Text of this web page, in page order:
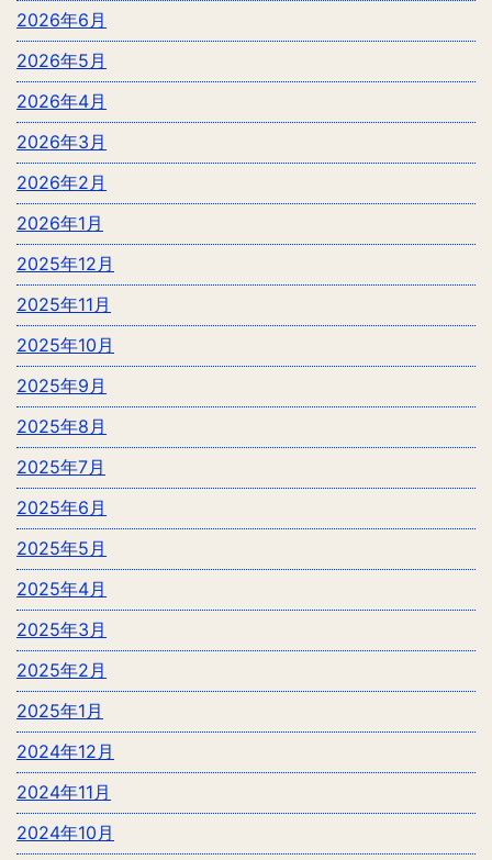
2026年6月
2026年5月
2026年4月
2026年3月
2026年2月
2026年1月
2025年12月
2025年11月
2025年10月
2025年9月
2025年8月
2025年7月
2025年6月
2025年5月
2025年4月
2025年3月
2025年2月
2025年1月
2024年12月
2024年11月
2024年10月